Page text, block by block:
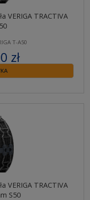
VERIGA TRACTIVA
T-A50
zł
VERIGA TRACTIVA
S50